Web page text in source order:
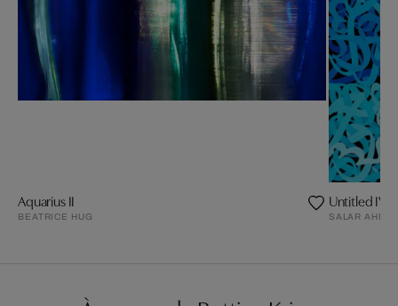
Aquarius II
BEATRICE HUG
Untitled IV
SALAR